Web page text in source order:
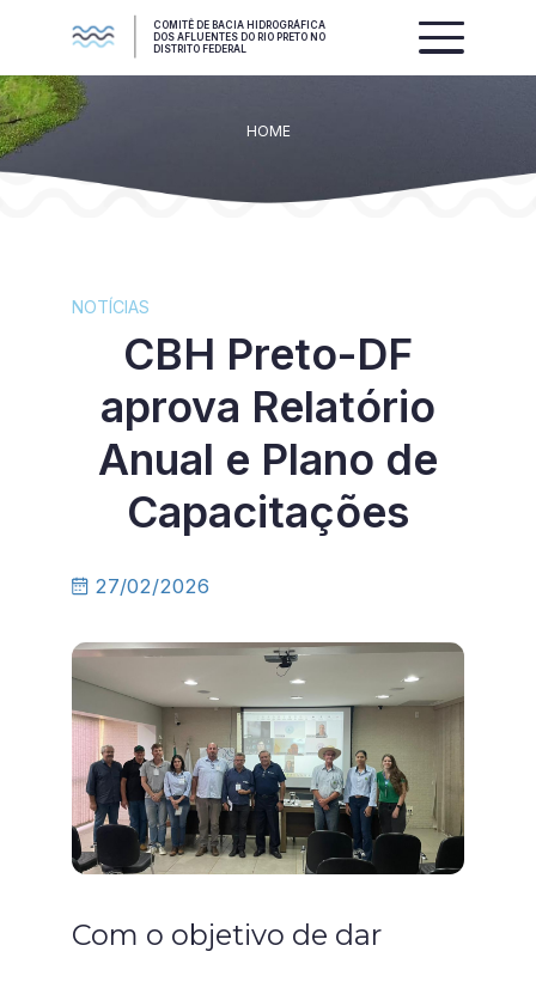
COMITÊ DE BACIA HIDROGRÁFICA
DOS AFLUENTES DO RIO PRETO NO
DISTRITO FEDERAL
HOME
NOTÍCIAS
CBH Preto-DF
aprova Relatório
Anual e Plano de
Capacitações
27/02/2026
Com o objetivo de dar